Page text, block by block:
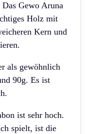
Gewo Aruna
Holz mit
Kern und
als gewöhnlich
90g. Es ist
ist sehr hoch.
spielt, ist die